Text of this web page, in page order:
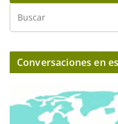
Conversaciones en
e